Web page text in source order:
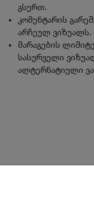
გსურთ.
კომენტარის
არჩეულ ვიზუალს.
მარაგების
სასურველი
ალტერნატიული